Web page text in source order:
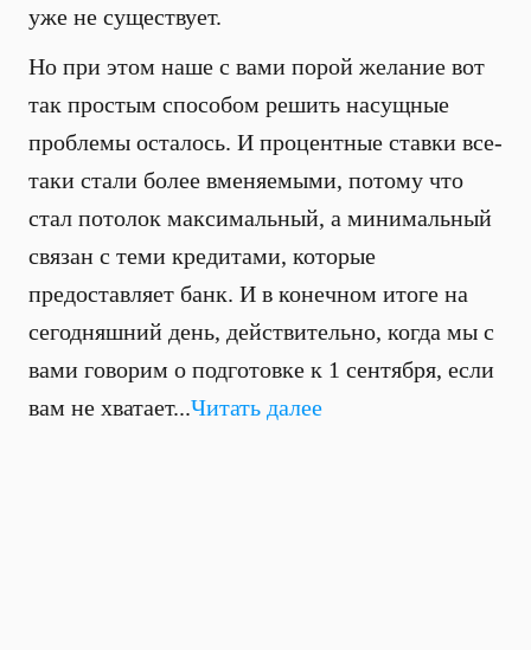
уже не существует.
Но при этом наше с вами порой желание вот
так простым способом решить насущные
проблемы осталось. И процентные ставки все-
таки стали более вменяемыми, потому что
стал потолок максимальный, а минимальный
связан с теми кредитами, которые
предоставляет банк. И в конечном итоге на
сегодняшний день, действительно, когда мы с
вами говорим о подготовке к 1 сентября, если
вам не хватает...Читать далее